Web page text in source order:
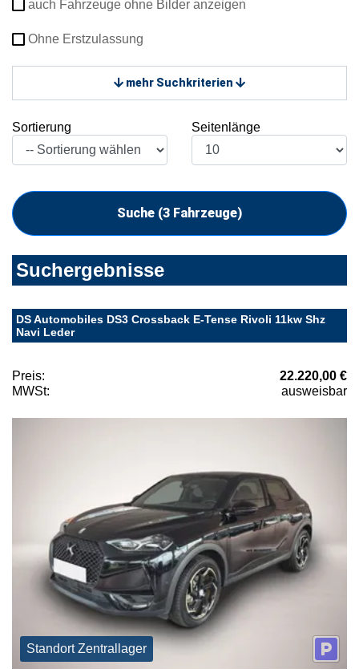
auch Fahrzeuge ohne Bilder anzeigen
Ohne Erstzulassung
mehr Suchkriterien
Sortierung Seitenlänge
Suche (3 Fahrzeuge)
Suchergebnisse
DS Automobiles DS3 Crossback E-Tense Rivoli 11kw Shz
Navi Leder
Preis:
22.220,00 €
MWSt:
ausweisbar
Standort Zentrallager